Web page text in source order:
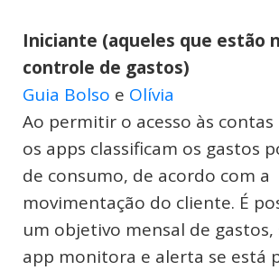
Iniciante (aqueles que estão
controle de gastos)
Guia Bolso e Olívia
Ao permitir o acesso às contas
os apps classificam os gastos
de consumo, de acordo com a
movimentação do cliente. É
um objetivo mensal de
app monitora e alerta se está